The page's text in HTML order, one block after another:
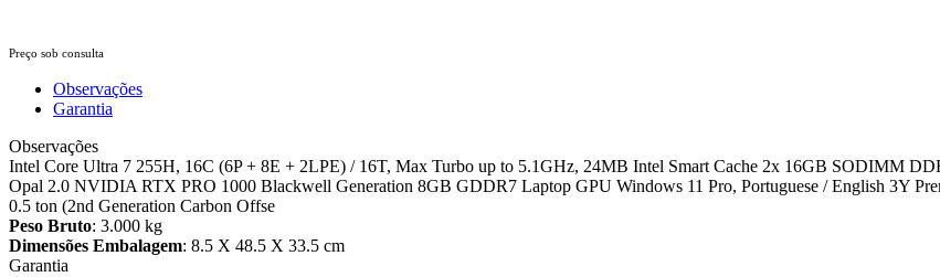
Preço sob consulta
Observações
Garantia
Observações
Intel Core Ultra 7 255H, 16C (6P + 8E + 2LPE) / 16T, Max Turbo up to 5.1GHz, 24MB Intel Smart Cache 2x 16GB SODIMM
Opal 2.0 NVIDIA RTX PRO 1000 Blackwell Generation 8GB GDDR7 Laptop GPU Windows 11 Pro, Portuguese / English 3Y
0.5 ton (2nd Generation Carbon Offse
Peso Bruto: 3.000 kg
Dimensões Embalagem: 8.5 X 48.5 X 33.5 cm
Garantia